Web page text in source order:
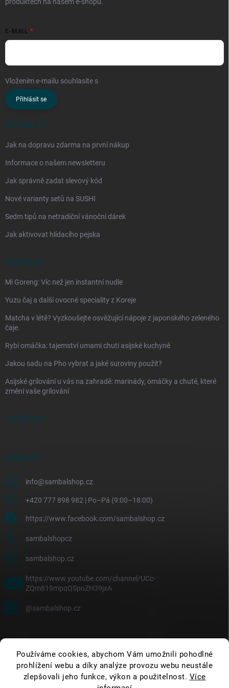
Používáme cookies, abychom Vám umožnili pohodlné
prohlížení webu a díky analýze provozu webu neustále
zlepšovali jeho funkce, výkon a použitelnost. Více
E-MAIL
Vložením e-mailu souhlasíte s
Přihlásit se
AKTUALITY
Jak na dopravu zdarma na první nákup
Informace o našem newsletteru
Jak správně zadat slevový kód
Nové varianty setů na SUSHI
Sedm tipů na netradiční vánoční dárek
Jak aktivovat hlídacího pejska
ASIA BLOG
Mi Goreng: Víc než jen instantní nudle
Yuzu čaj a další ovocné speciality z Koreje
Matcha v létě? Vyzkoušejte osvěžující nápoje z japonského zeleného
čaje.
Rybí omáčka: tajemství umami chuti asijské kuchyně
Jakou sadu na Pho vybrat a jaké suroviny použít?
Asijské grilování u vás na zahradě: marinády, omáčky a chutě, které
změní vaše grilování
FACEBOOK
KONTAKT
info@sambalshop.cz
+420 777 898 982 | Po–Pá (9:00–18:00)
https://www.facebook.com/sambalshop.cz
sambalshopcz
sambalshop.cz
https://www.youtube.com/channel/UCc-
ZQm819mpqQSpnZH39jxA
@sambalshop.cz